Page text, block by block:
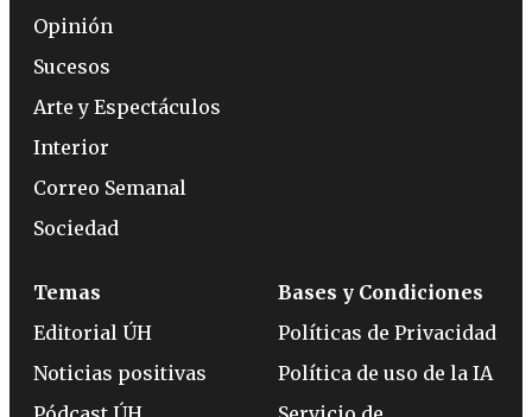
Opinión
Sucesos
Arte y Espectáculos
Interior
Correo Semanal
Sociedad
Temas
Editorial ÚH
Noticias positivas
Bases y Condiciones
Políticas de Privacidad
Política de uso de la IA